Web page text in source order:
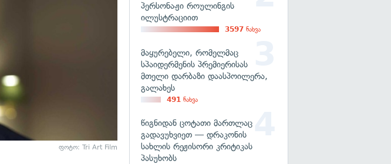
ფოტო: Tri Art Film
პერსონაჟი როულინგის
ილუსტრაციით
3597 ნახვა
მაყურებელი, რომელმაც
სპაიდერმენის პრემიერისას
მთელი დარბაზი დაასპოილერა,
გალახეს
491 ნახვა
წიგნიდან ცოტათი მართლაც
გადავუხვიეთ — დრაკონის
სახლის რეჟისორი კრიტიკას
პასუხობს